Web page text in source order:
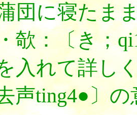
団に寝たま
欹：〔き；
入れて詳し
声ting4●〕の